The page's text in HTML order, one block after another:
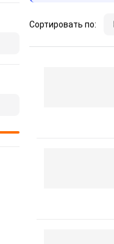
Сортировать по: